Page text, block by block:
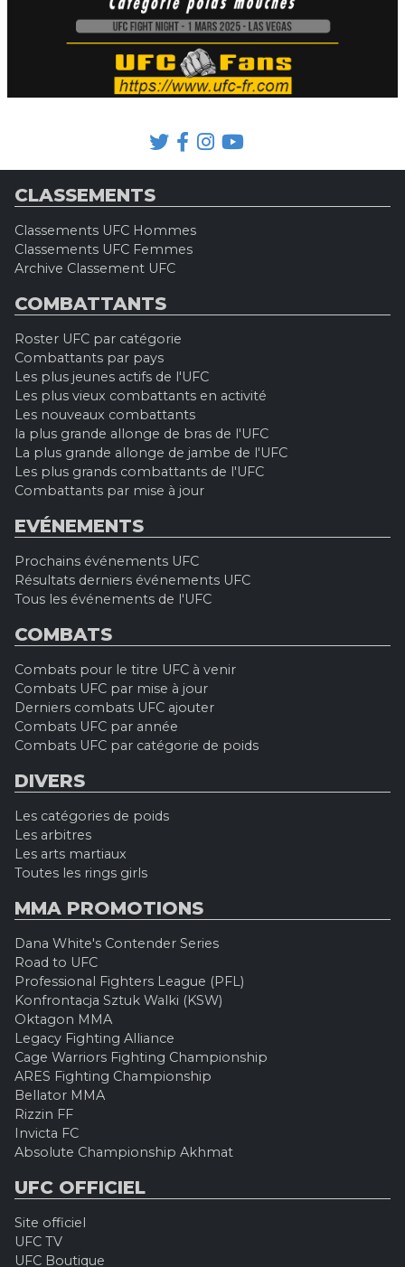
CLASSEMENTS
Classements UFC Hommes
Classements UFC Femmes
Archive Classement UFC
COMBATTANTS
Roster UFC par catégorie
Combattants par pays
Les plus jeunes actifs de l'UFC
Les plus vieux combattants en activité
Les nouveaux combattants
la plus grande allonge de bras de l'UFC
La plus grande allonge de jambe de l'UFC
Les plus grands combattants de l'UFC
Combattants par mise à jour
EVÉNEMENTS
Prochains événements UFC
Résultats derniers événements UFC
Tous les événements de l'UFC
COMBATS
Combats pour le titre UFC à venir
Combats UFC par mise à jour
Derniers combats UFC ajouter
Combats UFC par année
Combats UFC par catégorie de poids
DIVERS
Les catégories de poids
Les arbitres
Les arts martiaux
Toutes les rings girls
MMA PROMOTIONS
Dana White's Contender Series
Road to UFC
Professional Fighters League (PFL)
Konfrontacja Sztuk Walki (KSW)
Oktagon MMA
Legacy Fighting Alliance
Cage Warriors Fighting Championship
ARES Fighting Championship
Bellator MMA
Rizzin FF
Invicta FC
Absolute Championship Akhmat
UFC OFFICIEL
Site officiel
UFC TV
UFC Boutique